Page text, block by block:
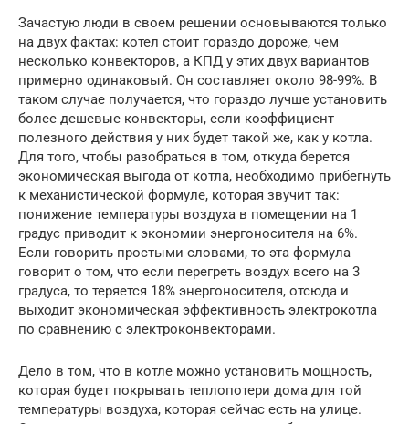
Зачастую люди в своем решении основываются только
на двух фактах: котел стоит гораздо дороже, чем
несколько конвекторов, а КПД у этих двух вариантов
примерно одинаковый. Он составляет около 98-99%. В
таком случае получается, что гораздо лучше установить
более дешевые конвекторы, если коэффициент
полезного действия у них будет такой же, как у котла.
Для того, чтобы разобраться в том, откуда берется
экономическая выгода от котла, необходимо прибегнуть
к механистической формуле, которая звучит так:
понижение температуры воздуха в помещении на 1
градус приводит к экономии энергоносителя на 6%.
Если говорить простыми словами, то эта формула
говорит о том, что если перегреть воздух всего на 3
градуса, то теряется 18% энергоносителя, отсюда и
выходит экономическая эффективность электрокотла
по сравнению с электроконвекторами.
Дело в том, что в котле можно установить мощность,
которая будет покрывать теплопотери дома для той
температуры воздуха, которая сейчас есть на улице.